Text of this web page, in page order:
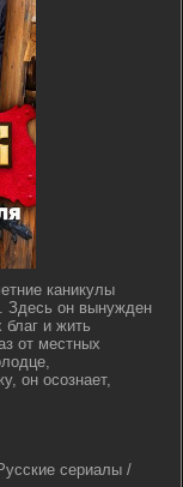
каникулы
Здесь он вынужден
благ и жить
от местных
он осознает,
сериалы /